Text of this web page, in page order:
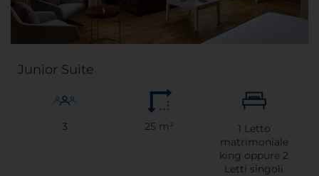
Junior Suite
3 25 m² 1 Letto
matrimoniale
king oppure 2
Letti singoli